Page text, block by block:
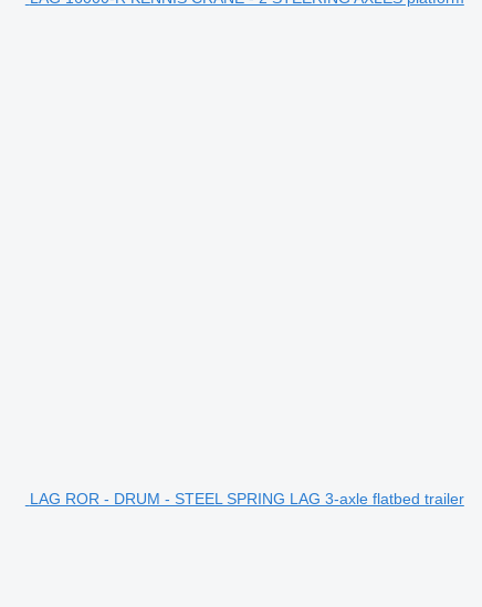
LAG ROR - DRUM - STEEL SPRING LAG 3-axle flatbed trailer